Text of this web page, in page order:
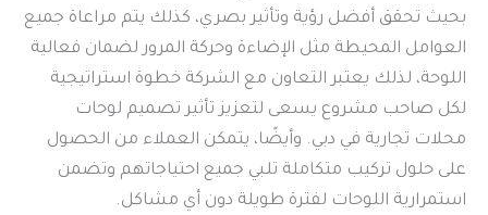
بحيث تحقق أفضل رؤية وتأثير بصري، كذلك يتم مراعاة جميع
العوامل المحيطة مثل الإضاءة وحركة المرور لضمان فعالية
اللوحة، لذلك يعتبر التعاون مع الشركة خطوة استراتيجية
لكل صاحب مشروع يسعى لتعزيز تأثير تصميم لوحات
محلات تجارية في دبي. وأيضًا، يتمكن العملاء من الحصول
على حلول تركيب متكاملة تلبي جميع احتياجاتهم وتضمن
استمرارية اللوحات لفترة طويلة دون أي مشاكل.